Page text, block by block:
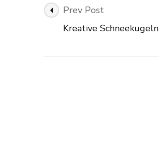
Post
Navigation
Prev Post
Kreative Schneekugeln